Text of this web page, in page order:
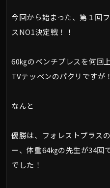
今回から始まった、第１回
スNO1決定戦！！
60㎏のベンチプレスを何回
TVテッペンのパクリですが
なんと
優勝は、フォレストプラス
ー、体重64㎏の先生が34回
でした！